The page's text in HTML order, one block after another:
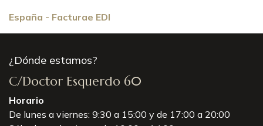
España - Facturae EDI
¿Dónde estamos?
C/Doctor Esquerdo 60
Horario
De lunes a viernes: 9:30 a 15:00 y de 17:00 a 20:00